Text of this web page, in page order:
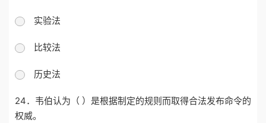
实验法
比较法
历史法
24．韦伯认为（ ）是根据制定的规则而取得合法发布命令的
权威。